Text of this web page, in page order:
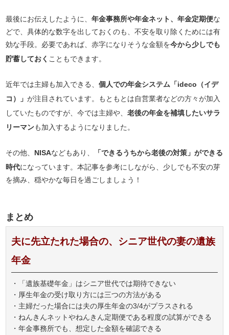
最後にお伝えしたように、年金事務所や年金ネット、年金定期便な
どで、具体的な数字を出しておくのも、不安を取り除くためには有
効な手段。必要であれば、赤字になりそうな金額を今から少しでも
貯蓄しておく こともできます。
近年では主婦も加入できる、個人での年金システム「ideco（イデ
コ）」が注目されています。もともとは自営業者などの方々が加入
していたものですが、今では主婦や、老後の年金を補填したいサラ
リーマンも加入するようになりました。
その他、 NISAなどもあり、
「できるうちから老後の対策」ができる
時代になっています。本記事を参考にしながら、少しでも不安の芽
を摘み、穏やかな毎日を過ごしましょう！
まとめ
夫に先立たれた場合の、シニア世代の妻の遺族
年金
・「遺族基礎年金」はシニア世代では期待できない
・厚生年金の受け取り方には三つの方法がある
・主婦だった場合には夫の厚生年金の3/4がプラスされる
・ねんきんネットやねんきん定期便である程度の試算ができる
・年金事務所でも、想定した金額を確認できる